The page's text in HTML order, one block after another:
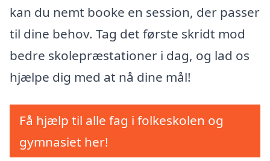
kan du nemt booke en session, der passer
til dine behov. Tag det første skridt mod
bedre skolepræstationer i dag, og lad os
hjælpe dig med at nå dine mål!
Få hjælp til alle fag i folkeskolen og
gymnasiet her!